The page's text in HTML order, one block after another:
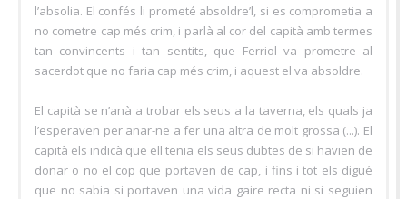
l’absolia. El confés li prometé absoldre’l, si es comprometia a
no cometre cap més crim, i parlà al cor del capità amb termes
tan convincents i tan sentits, que Ferriol va prometre al
sacerdot que no faria cap més crim, i aquest el va absoldre.
El capità se n’anà a trobar els seus a la taverna, els quals ja
l’esperaven per anar-ne a fer una altra de molt grossa (...). El
capità els indicà que ell tenia els seus dubtes de si havien de
donar o no el cop que portaven de cap, i fins i tot els digué
que no sabia si portaven una vida gaire recta ni si seguien